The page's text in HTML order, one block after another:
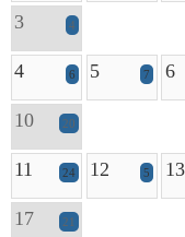
3 4
4 6 5 7 6
10 20
11 24 12 5 13
17 21